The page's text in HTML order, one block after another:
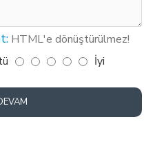
HTML'e dönüştürülmez!
İyi